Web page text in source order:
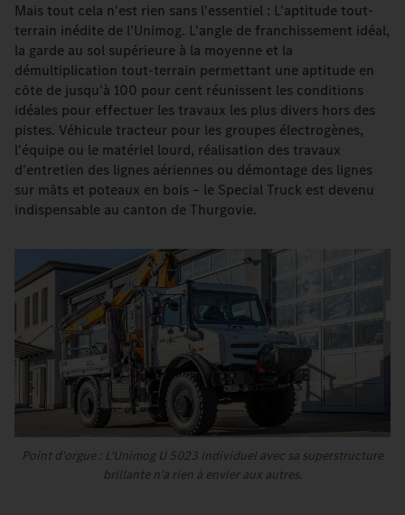
Mais tout cela n'est rien sans l'essentiel : L'aptitude tout-
terrain inédite de l'Unimog. L'angle de franchissement idéal,
la garde au sol supérieure à la moyenne et la
démultiplication tout-terrain permettant une aptitude en
côte de jusqu'à 100 pour cent réunissent les conditions
idéales pour effectuer les travaux les plus divers hors des
pistes. Véhicule tracteur pour les groupes électrogènes,
l'équipe ou le matériel lourd, réalisation des travaux
d'entretien des lignes aériennes ou démontage des lignes
sur mâts et poteaux en bois – le Special Truck est devenu
indispensable au canton de Thurgovie.
Point d'orgue : L'Unimog U 5023 individuel avec sa superstructure
brillante n'a rien à envier aux autres.